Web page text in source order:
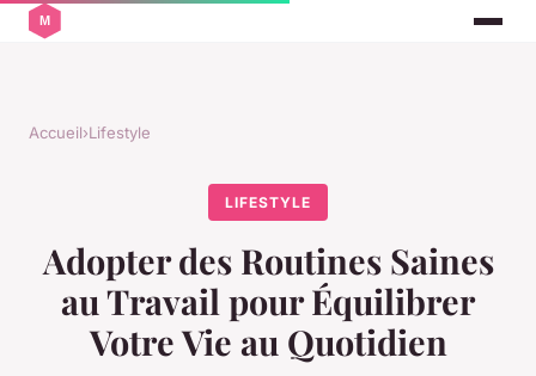
Accueil›Lifestyle
LIFESTYLE
Adopter des Routines Saines
au Travail pour Équilibrer
Votre Vie au Quotidien